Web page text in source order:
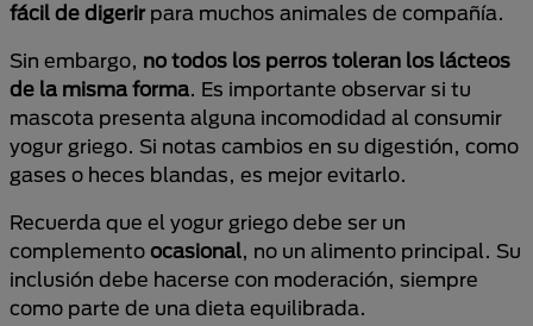
fácil de digerirpara muchos animales de compañía.
Sin embargo, no todos los perros toleran los lácteos
de la misma forma. Es importante observar si tu
mascota presenta alguna incomodidad al consumir
yogur griego. Si notas cambios en su digestión, como
gases o heces blandas, es mejor evitarlo.
Recuerda que el yogur griego debe ser un
complemento ocasional, no un alimento principal. Su
inclusión debe hacerse con moderación, siempre
como parte de una dieta equilibrada.